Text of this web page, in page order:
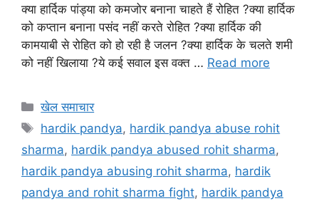
क्या हार्दिक पांड्या को कमजोर बनाना चाहते हैं रोहित ?क्या हार्दिक
को कप्तान बनाना पसंद नहीं करते रोहित ?क्या हार्दिक की
कामयाबी से रोहित को हो रही है जलन ?क्या हार्दिक के चलते शमी
को नहीं खिलाया ?ये कई सवाल इस वक्त … Read more
खेल समाचार
hardik pandya, hardik pandya abuse rohit
sharma, hardik pandya abused rohit sharma,
hardik pandya abusing rohit sharma, hardik
pandya and rohit sharma fight, hardik pandya